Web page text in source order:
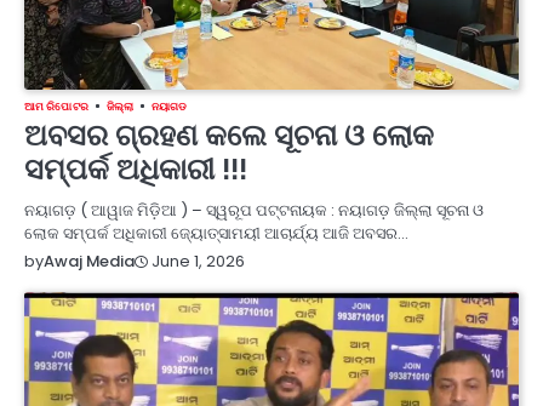
ଆମ ରିପୋଟର ଜିଲ୍ଲା ନୟାଗଡ
ଅବସର ଗ୍ରହଣ କଲେ ସୂଚନା ଓ ଲୋକ
ସମ୍ପର୍କ ଅଧିକାରୀ !!!
ନୟାଗଡ଼ ( ଆୱାଜ ମିଡ଼ିଆ ) – ସ୍ୱରୂପ ପଟ୍ଟନାୟକ : ନୟାଗଡ଼ ଜିଲ୍ଲା ସୂଚନା ଓ
ଲୋକ ସମ୍ପର୍କ ଅଧିକାରୀ ଜ୍ୟୋତ୍ସାମୟୀ ଆଚାର୍ଯ୍ୟ ଆଜି ଅବସର…
byAwaj Media June 1, 2026